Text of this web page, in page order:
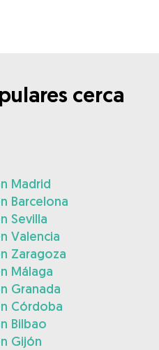
cerca
Madrid
Barcelona
Sevilla
Valencia
Zaragoza
Málaga
Granada
Córdoba
Bilbao
Gijón